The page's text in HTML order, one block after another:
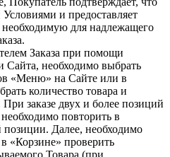
и предоставляет
для надлежащего
Заказа при помощи
необходимо выбрать
«Меню» на Сайте или в
количество товара и
заказе двух и более позиций
повторить в
Далее, необходимо
«Корзине» проверить
Товара (при